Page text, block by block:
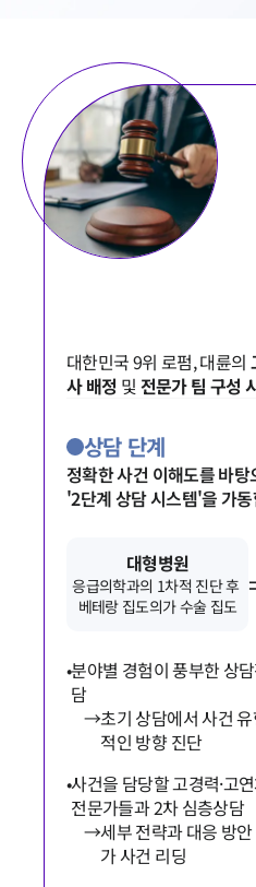
대한민국 9위 로펌, 대륜의
사 배정 및 전문가 팀 구성
상담 단계
정확한 사건 이해도를 바
'2단계 상담 시스템'을 가
대형병원
응급의학과의 1차적 진단 후
베테랑 집도의가 수술 집도
•분야별 경험이 풍부한 상
담
→초기 상담에서 사건
적인 방향 진단
•사건을 담당할 고경력·고
전문가들과 2차 심층상담
→세부 전략과 대응 방
가 사건 리딩